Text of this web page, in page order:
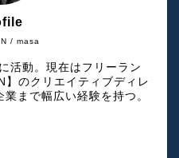
/ masa
活動。現在はフリーラン
】のクリエイティブディレ
まで幅広い経験を持つ。